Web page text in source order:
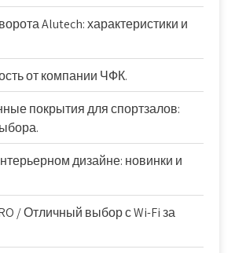
Alutech: характеристики и
от компании ЧФК.
покрытия для спортзалов:
дизайне: новинки и
/ Отличный выбор с Wi-Fi за